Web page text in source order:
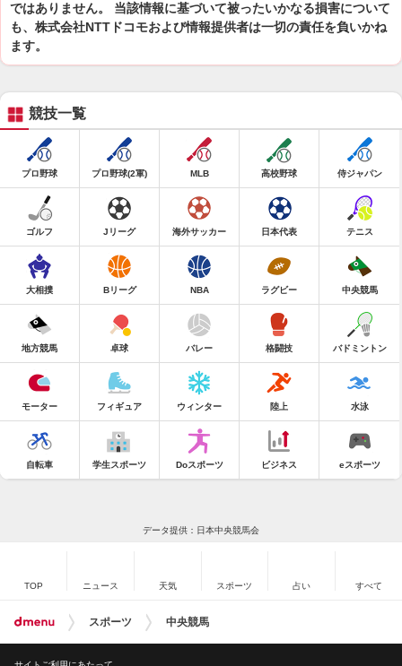
ではありません。 当該情報に基づいて被ったいかなる損害について
も、株式会社NTTドコモおよび情報提供者は一切の責任を負いかね
ます。
競技一覧
プロ野球 プロ野球(2軍) MLB 高校野球 侍ジャパン
ゴルフ Jリーグ 海外サッカー 日本代表 テニス
大相撲 Bリーグ NBA ラグビー 中央競馬
地方競馬 卓球 バレー 格闘技 バドミントン
モーター フィギュア ウィンター 陸上 水泳
自転車 学生スポーツ Doスポーツ ビジネス eスポーツ
データ提供：日本中央競馬会
TOP ニュース 天気 スポーツ 占い すべて
スポーツ 中央競馬